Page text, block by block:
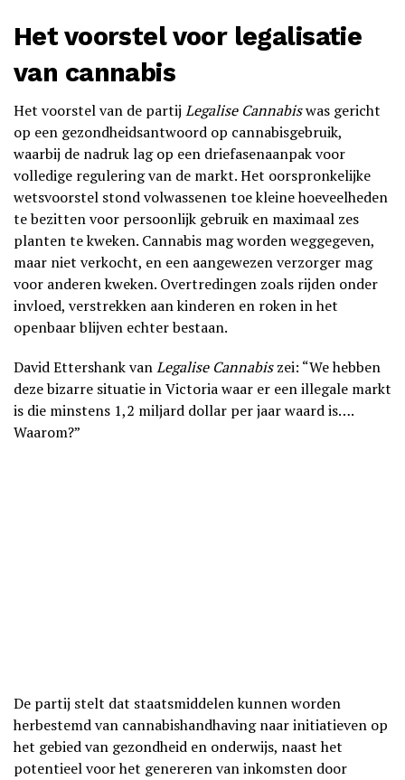
Het voorstel voor legalisatie
van cannabis
Het voorstel van de partij Legalise Cannabiswas gericht
op een gezondheidsantwoord op cannabisgebruik,
waarbij de nadruk lag op een driefasenaanpak voor
volledige regulering van de markt. Het oorspronkelijke
wetsvoorstel stond volwassenen toe kleine hoeveelheden
te bezitten voor persoonlijk gebruik en maximaal zes
planten te kweken. Cannabis mag worden weggegeven,
maar niet verkocht, en een aangewezen verzorger mag
voor anderen kweken. Overtredingen zoals rijden onder
invloed, verstrekken aan kinderen en roken in het
openbaar blijven echter bestaan.
David Ettershank vanLegalise Cannabiszei: “We hebben
deze bizarre situatie in Victoria waar er een illegale markt
is die minstens 1,2 miljard dollar per jaar waard is….
Waarom?”
De partij stelt dat staatsmiddelen kunnen worden
herbestemd van cannabishandhaving naar initiatieven op
het gebied van gezondheid en onderwijs, naast het
potentieel voor het genereren van inkomsten door